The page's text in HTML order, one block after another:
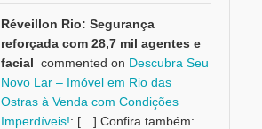
Réveillon Rio: Segurança
reforçada com 28,7 mil agentes e
facial commented on Descubra Seu
Novo Lar – Imóvel em Rio das
Ostras à Venda com Condições
Imperdíveis!: […] Confira também: